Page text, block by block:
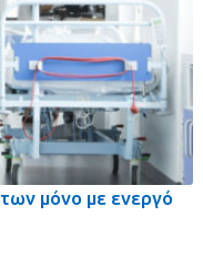
μόνο με ενεργό